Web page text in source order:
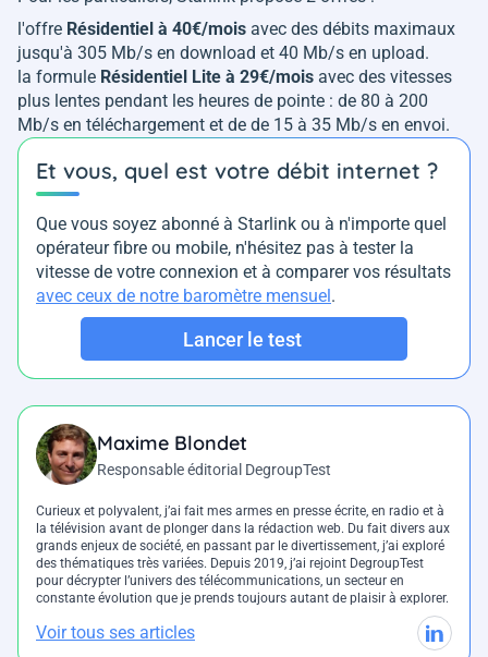
l'offre Résidentiel à 40€/mois avec des débits maximaux
jusqu'à 305 Mb/s en download et 40 Mb/s en upload.
la formule Résidentiel Lite à 29€/mois avec des vitesses
plus lentes pendant les heures de pointe : de 80 à 200
Mb/s en téléchargement et de de 15 à 35 Mb/s en envoi.
Et vous, quel est votre débit internet ?
Que vous soyez abonné à Starlink ou à n'importe quel
opérateur fibre ou mobile, n'hésitez pas à tester la
vitesse de votre connexion et à comparer vos résultats
avec ceux de notre baromètre mensuel .
Lancer le test
Maxime Blondet
Responsable éditorial DegroupTest
Curieux et polyvalent, j’ai fait mes armes en presse écrite, en radio et à
la télévision avant de plonger dans la rédaction web. Du fait divers aux
grands enjeux de société, en passant par le divertissement, j’ai exploré
des thématiques très variées. Depuis 2019, j’ai rejoint DegroupTest
pour décrypter l’univers des télécommunications, un secteur en
constante évolution que je prends toujours autant de plaisir à explorer.
Voir tous ses articles